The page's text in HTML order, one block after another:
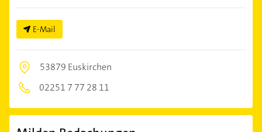
E-Mail
53879 Euskirchen
02251 7 77 28 11